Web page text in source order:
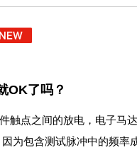
OK了吗？
触点之间的放电 ， 电子马
因为包含测试脉冲中的频率